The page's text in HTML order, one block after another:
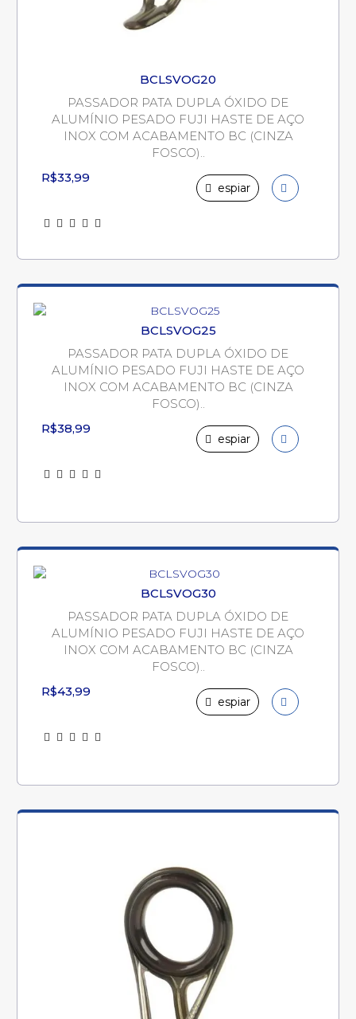
BCLSVOG20
PASSADOR PATA DUPLA ÓXIDO DE
ALUMÍNIO PESADO FUJI HASTE DE AÇO
INOX COM ACABAMENTO BC (CINZA
FOSCO)..
R$33,99
espiar
BCLSVOG25
PASSADOR PATA DUPLA ÓXIDO DE
ALUMÍNIO PESADO FUJI HASTE DE AÇO
INOX COM ACABAMENTO BC (CINZA
FOSCO)..
R$38,99
espiar
BCLSVOG30
PASSADOR PATA DUPLA ÓXIDO DE
ALUMÍNIO PESADO FUJI HASTE DE AÇO
INOX COM ACABAMENTO BC (CINZA
FOSCO)..
R$43,99
espiar